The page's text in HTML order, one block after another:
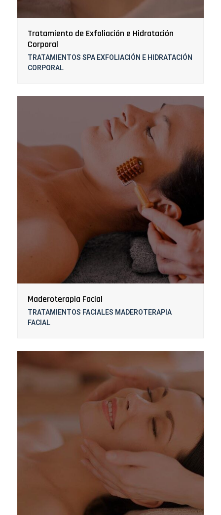
Tratamiento de Exfoliación e Hidratación
Corporal
TRATAMIENTOS SPA EXFOLIACIÓN E HIDRATACIÓN
CORPORAL
Maderoterapia Facial
TRATAMIENTOS FACIALES MADEROTERAPIA
FACIAL